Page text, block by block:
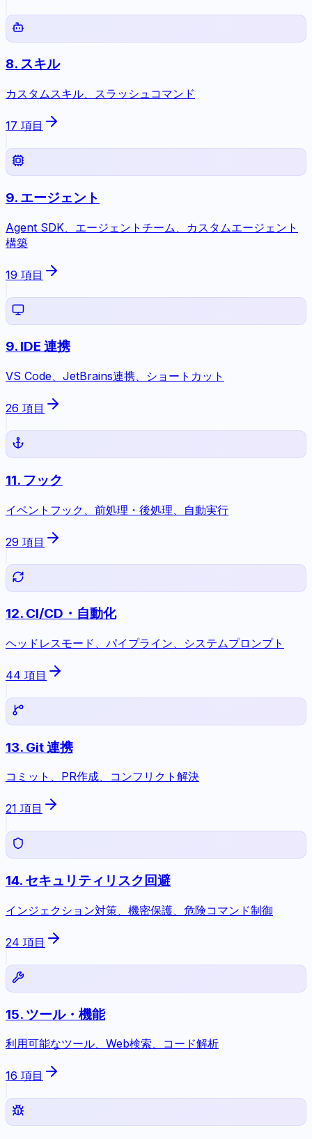
8. スキル
カスタムスキル、スラッシュコマンド
17 項目
9. エージェント
Agent SDK、エージェントチーム、カスタムエージェント
構築
19 項目
9. IDE 連携
VS Code、JetBrains連携、ショートカット
26 項目
11. フック
イベントフック、前処理・後処理、自動実行
29 項目
12. CI/CD・自動化
ヘッドレスモード、パイプライン、システムプロンプト
44 項目
13. Git 連携
コミット、PR作成、コンフリクト解決
21 項目
14. セキュリティリスク回避
インジェクション対策、機密保護、危険コマンド制御
24 項目
15. ツール・機能
利用可能なツール、Web検索、コード解析
16 項目